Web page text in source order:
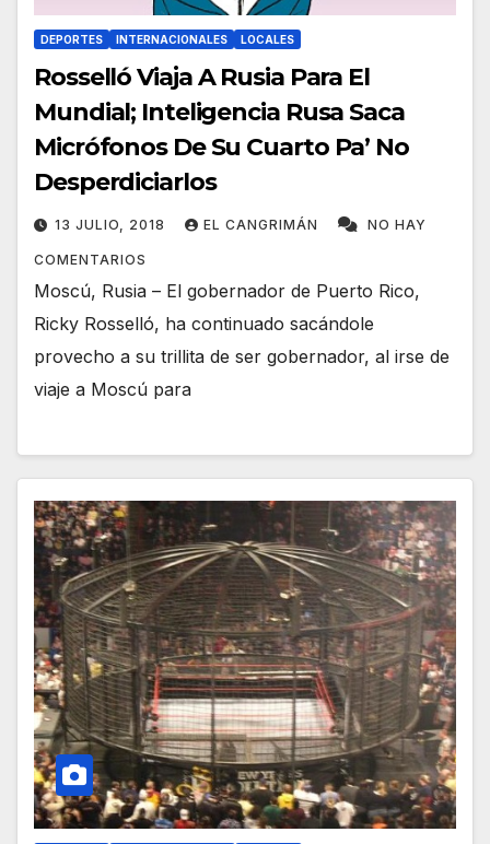
DEPORTES INTERNACIONALES LOCALES
Rosselló Viaja A Rusia Para El
Mundial; Inteligencia Rusa Saca
Micrófonos De Su Cuarto Pa’ No
Desperdiciarlos
13 JULIO, 2018 EL CANGRIMÁN NO HAY
COMENTARIOS
Moscú, Rusia – El gobernador de Puerto Rico,
Ricky Rosselló, ha continuado sacándole
provecho a su trillita de ser gobernador, al irse de
viaje a Moscú para